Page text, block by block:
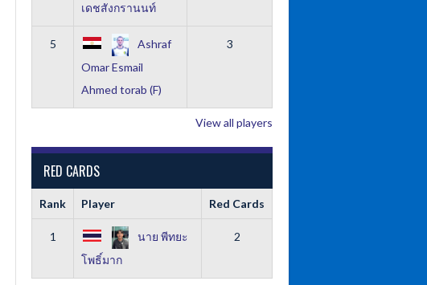
เดชสังกรานนท์
5
Ashraf
Omar Esmail
Ahmed torab (F)
3
View all players
RED CARDS
Rank Player Red Cards
1
นาย พีทยะ
โพธิ์มาก
2